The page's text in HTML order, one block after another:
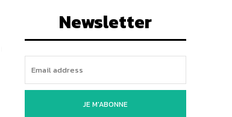
Newsletter
JE M'ABONNE